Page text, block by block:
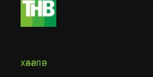
ХӘБӘРЛӘР